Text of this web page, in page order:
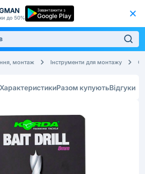
до 50%
Завантажити з
Google Play
монтаж Інструменти для монтажу
ХарактеристикиРазом купуютьВідгуки